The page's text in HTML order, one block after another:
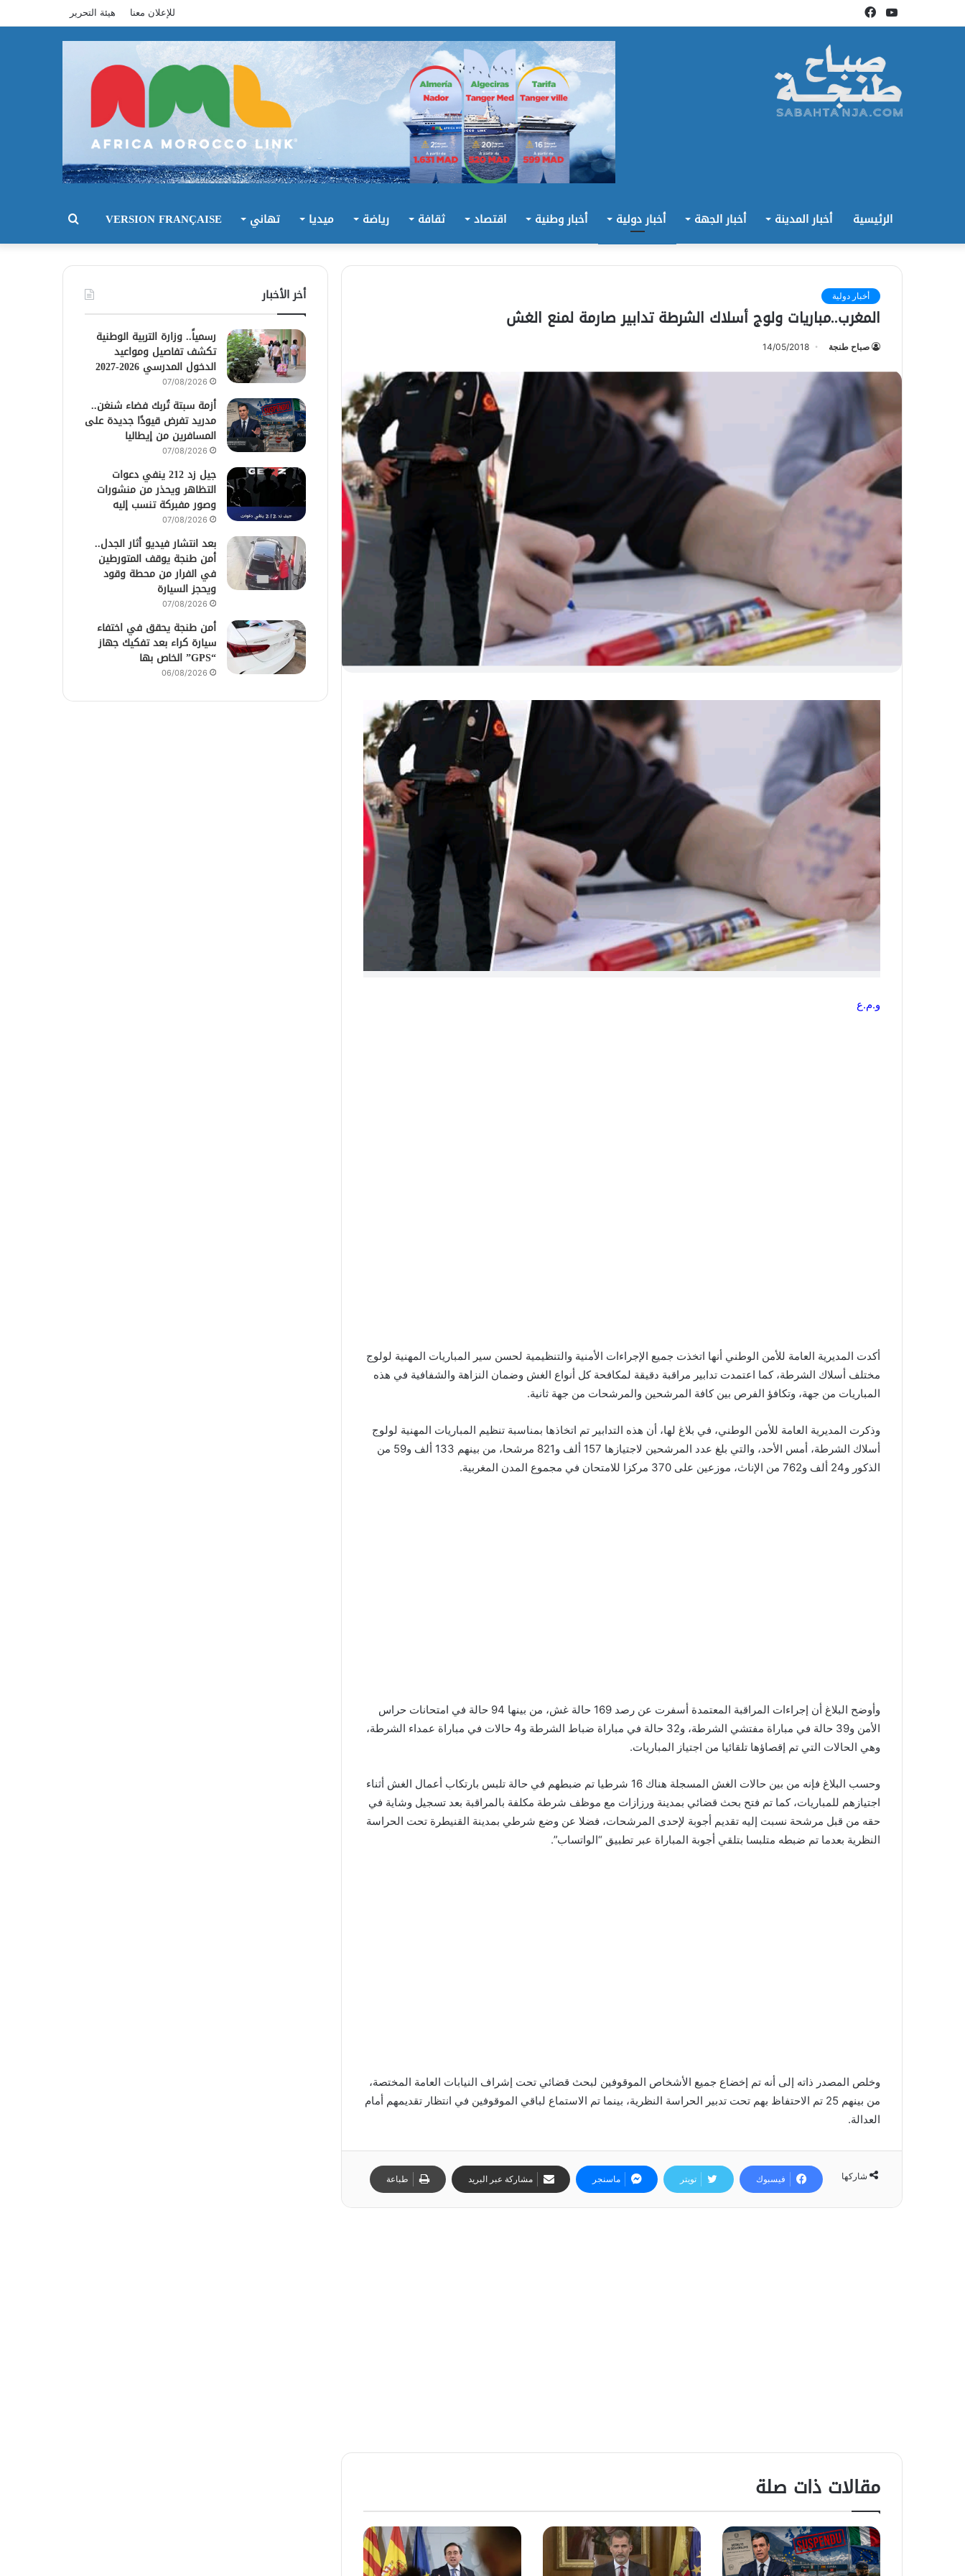
فيسبوكيوتيوب للإعلان معنا هيئة التحرير
الرئيسية أخبار المدينة أخبار الجهة أخبار دولية أخبار وطنية اقتصاد ثقافة رياضة ميديا تهاني VERSION FRANÇAISE بحث
أخبار دولية
المغرب..مباريات ولوج أسلاك الشرطة تدابير صارمة لمنع الغش
صباح طنجة 14/05/2018
و.م.ع
أكدت المديرية العامة للأمن الوطني أنها اتخذت جميع الإجراءات الأمنية والتنظيمية لحسن سير المباريات المهنية لولوج
مختلف أسلاك الشرطة، كما اعتمدت تدابير مراقبة دقيقة لمكافحة كل أنواع الغش وضمان النزاهة والشفافية في هذه
المباريات من جهة، وتكافؤ الفرص بين كافة المرشحين والمرشحات من جهة ثانية.
وذكرت المديرية العامة للأمن الوطني، في بلاغ لها، أن هذه التدابير تم اتخاذها بمناسبة تنظيم المباريات المهنية لولوج
أسلاك الشرطة، أمس الأحد، والتي بلغ عدد المرشحين لاجتيازها 157 ألف و821 مرشحا، من بينهم 133 ألف و59 من
الذكور و24 ألف و762 من الإناث، موزعين على 370 مركزا للامتحان في مجموع المدن المغربية.
وأوضح البلاغ أن إجراءات المراقبة المعتمدة أسفرت عن رصد 169 حالة غش، من بينها 94 حالة في امتحانات حراس
الأمن و39 حالة في مباراة مفتشي الشرطة، و32 حالة في مباراة ضباط الشرطة و4 حالات في مباراة عمداء الشرطة،
وهي الحالات التي تم إقصاؤها تلقائيا من اجتياز المباريات.
وحسب البلاغ فإنه من بين حالات الغش المسجلة هناك 16 شرطيا تم ضبطهم في حالة تلبس بارتكاب أعمال الغش أثناء
اجتيازهم للمباريات، كما تم فتح بحث قضائي بمدينة ورزازات مع موظف شرطة مكلفة بالمراقبة بعد تسجيل وشاية في
حقه من قبل مرشحة نسبت إليه تقديم أجوبة لإحدى المرشحات، فضلا عن وضع شرطي بمدينة القنيطرة تحت الحراسة
النظرية بعدما تم ضبطه متلبسا بتلقي أجوبة المباراة عبر تطبيق “الواتساب”.
وخلص المصدر ذاته إلى أنه تم إخضاع جميع الأشخاص الموقوفين لبحث قضائي تحت إشراف النيابات العامة المختصة،
من بينهم 25 تم الاحتفاظ بهم تحت تدبير الحراسة النظرية، بينما تم الاستماع لباقي الموقوفين في انتظار تقديمهم أمام
العدالة.
شاركها فيسبوك تويتر ماسنجر مشاركة عبر البريد طباعة
مقالات ذات صلة
أخر الأخبار
رسمياً.. وزارة التربية الوطنية
تكشف تفاصيل ومواعيد
الدخول المدرسي 2026-2027
07/08/2026
أزمة سبتة تُربك فضاء شنغن..
مدريد تفرض قيودًا جديدة على
المسافرين من إيطاليا
07/08/2026
جيل زد 212 ينفي دعوات
التظاهر ويحذر من منشورات
وصور مفبركة تنسب إليه
07/08/2026
بعد انتشار فيديو أثار الجدل..
أمن طنجة يوقف المتورطين
في الفرار من محطة وقود
ويحجز السيارة
07/08/2026
أمن طنجة يحقق في اختفاء
سيارة كراء بعد تفكيك جهاز
“GPS” الخاص بها
06/08/2026